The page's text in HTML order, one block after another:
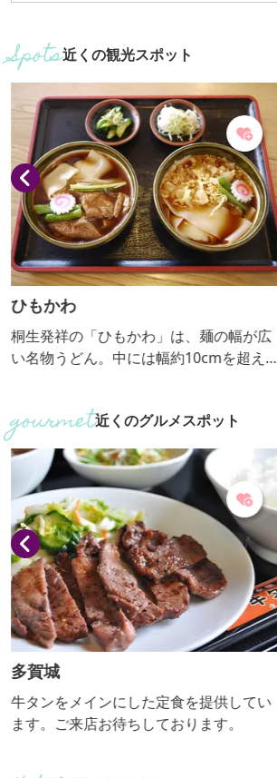
近くの観光スポット
ひもかわ
桐生発祥の「ひもかわ」は、麺の幅が広
い名物うどん。中には幅約10cmを超える
菜とし醤油ベースの汁で煮込んだり、
様々なスタイルで味わえます。
近くのグルメスポット
多賀城
牛タンをメインにした定食を提供してい
ます。ご来店お待ちしております。